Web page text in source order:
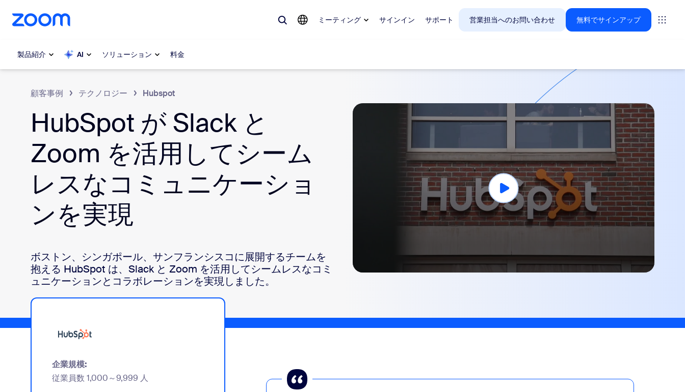
テンツへスキップ
ャットへスキップ
製品紹介 AI ソリューション 料金
ミーティング サインイン サポート 営業担当へのお問い合わせ 無料でサインアップ
人気
Zoom Workplace
Zoomビジネスサービス
Zoom CX
デベロッパー
アプリと連携
注目を集めているもの、トレンドになっているもの、話題を呼んでいるもの — Zoomのお客様が今関心を寄せているソリューションをご紹
介します。
My Notes ミーティング
ZoomMate ルーム
Canvas
CXインサイト
顧客事例 テクノロジー Hubspot
HubSpot が Slack と
Zoom を活用してシーム
レスなコミュニケーショ
ンを実現
ボストン、シンガポール、サンフランシスコに展開するチームを
抱える HubSpot は、Slack と Zoom を活用してシームレスなコミ
ュニケーションとコラボレーションを実現しました。
24
企業規模:
従業員数 1,000～9,999 人